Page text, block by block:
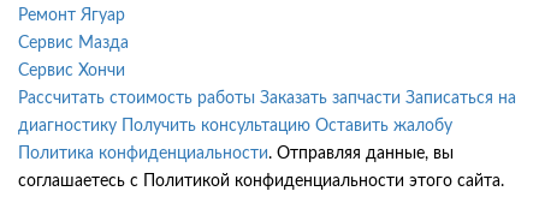
Ремонт Ягуар
Сервис Мазда
Сервис Хончи
Рассчитать стоимость работы Заказать запчасти Записаться на
диагностику
Получить консультацию Оставить жалобу
Политика конфиденциальности. Отправляя данные, вы
соглашаетесь с Политикой конфиденциальности этого сайта.